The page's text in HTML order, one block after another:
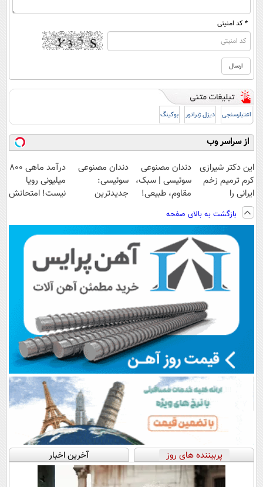
* کد امنیتی
اعتبارسنجی دیزل ژنراتور بوکینگ
از سراسر وب
این دکتر شیرازی
کرم ترمیم زخم
ایرانی را
ساخت!!!
دندان مصنوعی
سوئیسی | سبک،
مقاوم، طبیعی!
رایگان+پرداخت
اقساطی😍
دندان مصنوعی
سوئیسی:
جدیدترین
پرداخت قسطی
درآمد ماهی 800
میلیونی رویا
نیست! امتحانش
بازگشت به بالای صفحه
پربیننده های روز آخرین اخبار